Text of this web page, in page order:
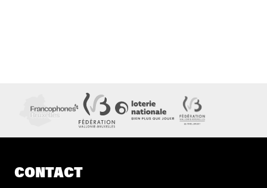
CONTACT